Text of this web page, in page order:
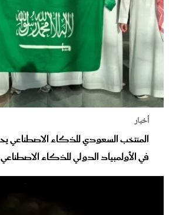
أخبار
في الأولمبياد الدولي للذكاء الاصطناعي 2026